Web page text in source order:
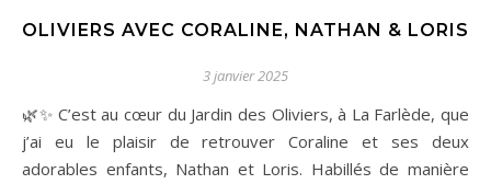
OLIVIERS AVEC CORALINE, NATHAN & LORIS
3 janvier 2025
🌿✨ C’est au cœur du Jardin des Oliviers, à La Farlède, que
j’ai eu le plaisir de retrouver Coraline et ses deux
adorables enfants, Nathan et Loris. Habillés de manière